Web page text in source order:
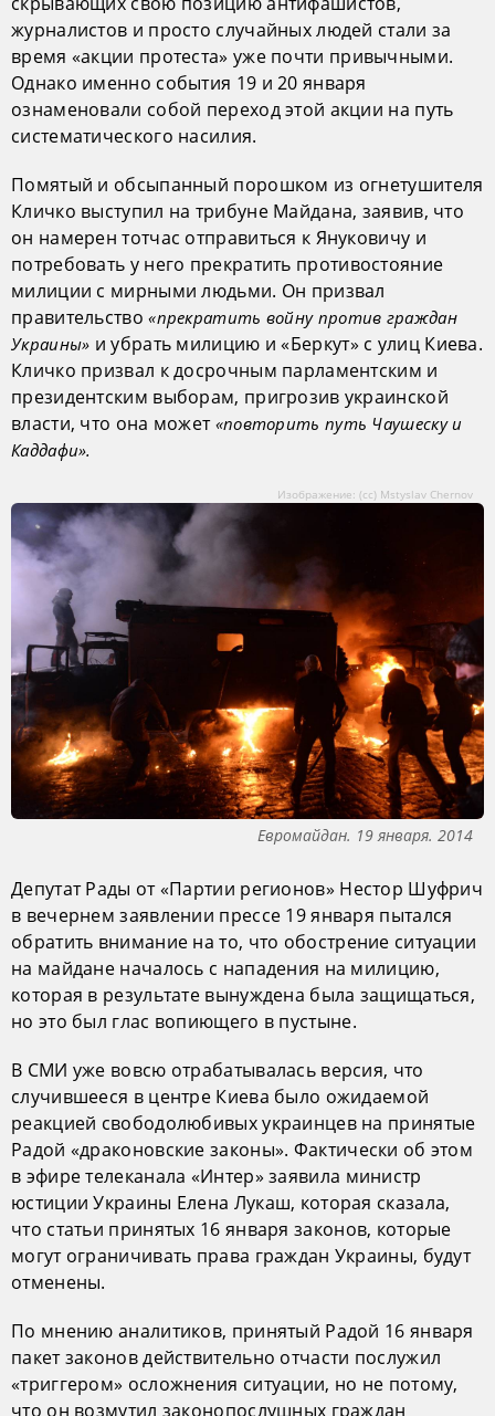
журналистов и просто случайных людей стали за
время «акции протеста» уже почти привычными.
Однако именно события 19 и 20 января
ознаменовали собой переход этой акции на путь
систематического насилия.
Помятый и обсыпанный порошком из огнетушителя
Кличко выступил на трибуне Майдана, заявив, что
он намерен тотчас отправиться к Януковичу и
потребовать у него прекратить противостояние
милиции с мирными людьми. Он призвал
правительство«прекратить войну против граждан
Украины» и убрать милицию и «Беркут» с улиц Киева.
Кличко призвал к досрочным парламентским и
президентским выборам, пригрозив украинской
власти, что она может «повторить путь Чаушеску и
Каддафи».
Изображение: (сс) Mstyslav Chernov
Евромайдан. 19 января. 2014
Депутат Рады от «Партии регионов» Нестор Шуфрич
в вечернем заявлении прессе 19 января пытался
обратить внимание на то, что обострение ситуации
на майдане началось с нападения на милицию,
которая в результате вынуждена была защищаться,
но это был глас вопиющего в пустыне.
В СМИ уже вовсю отрабатывалась версия, что
случившееся в центре Киева было ожидаемой
реакцией свободолюбивых украинцев на принятые
Радой «драконовские законы». Фактически об этом
в эфире телеканала «Интер» заявила министр
юстиции Украины Елена Лукаш, которая сказала,
что статьи принятых 16 января законов, которые
могут ограничивать права граждан Украины, будут
отменены.
По мнению аналитиков, принятый Радой 16 января
пакет законов действительно отчасти послужил
«триггером» осложнения ситуации, но не потому,
что он возмутил законопослушных граждан